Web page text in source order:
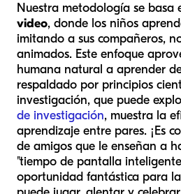
Nuestra metodología se basa
video, donde los niños
imitando a sus compañeros,
animados. Este enfoque
humana natural a aprender
respaldado por principios
investigación, que puede
de investigación, muestra la
aprendizaje entre pares. ¡Es
de amigos que le enseñan a
"tiempo de pantalla
oportunidad fantástica para